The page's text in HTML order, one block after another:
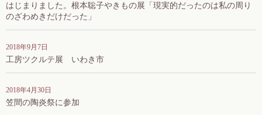
はじまりました。根本聡子やきもの展「現実的だったのは私の周り
のざわめきだけだった」
2018年9月7日
工房ツクルテ展 いわき市
2018年4月30日
笠間の陶炎祭に参加